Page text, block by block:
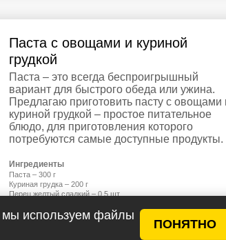
мы используем файлы
ПОНЯТНО
Паста с овощами и куриной
грудкой
Паста – это всегда беспроигрышный
вариант для быстрого обеда или ужина.
Предлагаю приготовить пасту с овощами
куриной грудкой – простое питательное
блюдо, для приготовления которого
потребуются самые доступные продукты.
Ингредиенты
Паста – 300 г
Куриная грудка – 200 г
Перец желтый сладкий – 0.5 шт.
Помидор – 2 шт.
Оливковое масло – 2 ст.л.